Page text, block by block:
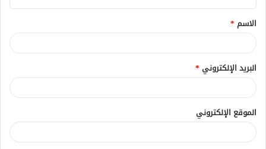
ق
*
الاسم *
البريد الإلكتروني *
الموقع الإلكتروني